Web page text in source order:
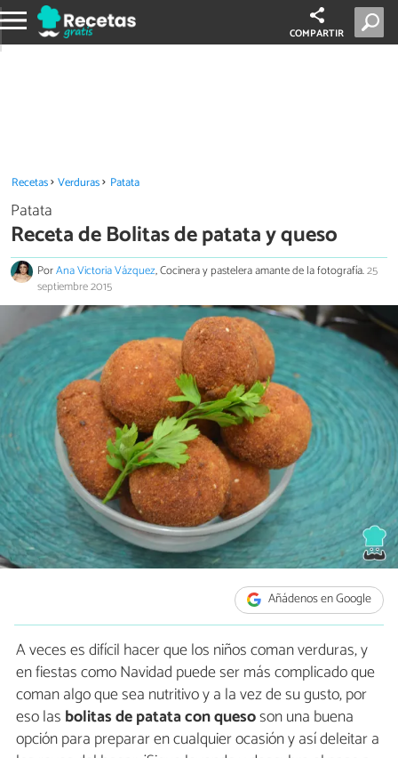
COMPARTIR
Recetas Verduras Patata
Patata
Receta de Bolitas de patata y queso
PorAna Victoria Vázquez, Cocinera y pastelera amante de la fotografía.25
septiembre 2015
Añádenos en Google
A veces es difícil hacer que los niños coman verduras, y
en fiestas como Navidad puede ser más complicado que
coman algo que sea nutritivo y a la vez de su gusto, por
eso las bolitas de patata con quesoson una buena
opción para preparar en cualquier ocasión y así deleitar a